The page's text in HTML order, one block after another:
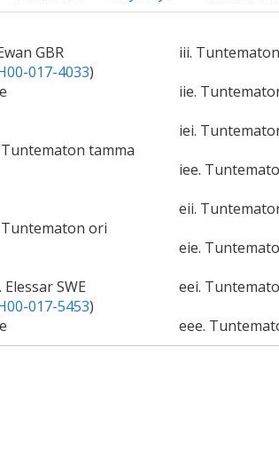
GBR
017-4033)
iii.
iie.
Tuntematon tamma
iei.
iee.
Tuntematon ori
eii.
eie.
Elessar SWE
017-5453)
eei.
eee.